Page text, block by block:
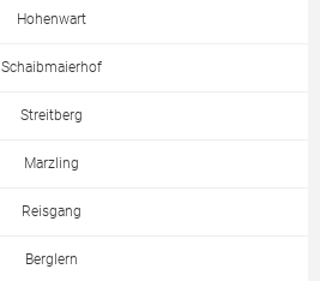
Hohenwart
Schaibmaierhof
Streitberg
Marzling
Reisgang
Berglern